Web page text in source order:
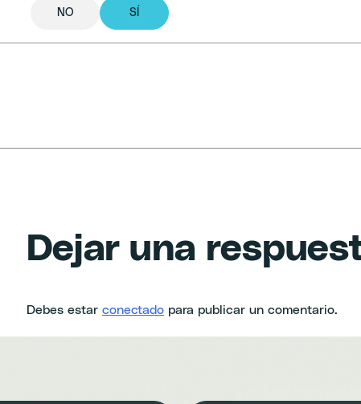
NO SÍ
Dejar una
Debes estar conectado para publicar un comentario.